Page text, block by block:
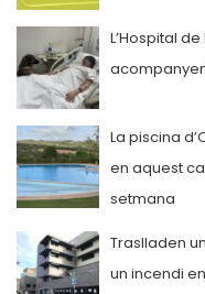
L’Hospital
La piscina
en aquest
setmana
Traslladen
un incendi